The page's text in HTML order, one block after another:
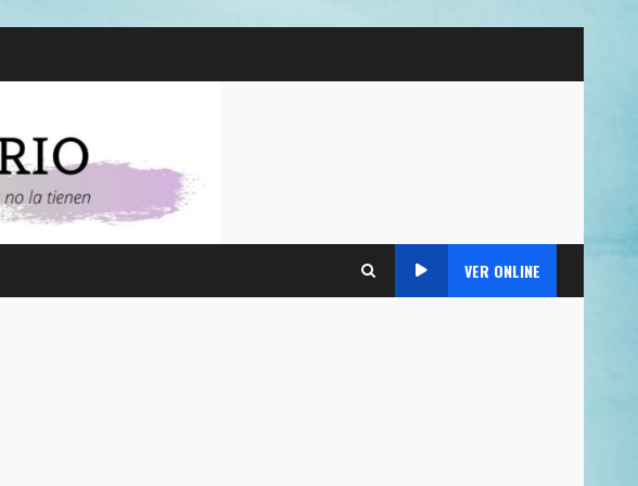
VER ONLINE